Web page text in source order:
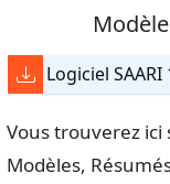
Logiciel
Vous trouverez ici
Modèles,